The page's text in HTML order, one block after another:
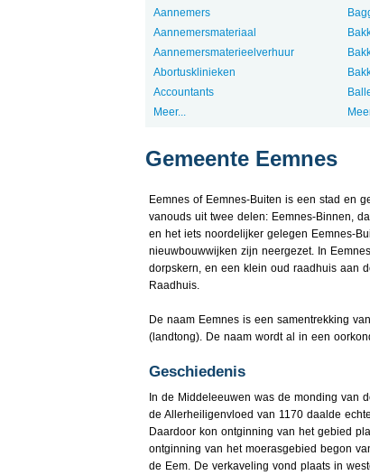
Aannemers
Aannemersmateriaal
Aannemersmaterieelverhuur
Abortusklinieken
Accountants
Meer...
Gemeente Eemnes
Eemnes of Eemnes-Buiten is een stad en
vanouds uit twee delen: Eemnes-Binnen,
en het iets noordelijker gelegen Eemnes-
nieuwbouwwijken zijn neergezet. In
dorpskern, en een klein oud raadhuis aan
Raadhuis.
De naam Eemnes is een samentrekking
(landtong). De naam wordt al in een
Geschiedenis
In de Middeleeuwen was de monding van
de Allerheiligenvloed van 1170 daalde
Daardoor kon ontginning van het gebied
ontginning van het moerasgebied begon
de Eem. De verkaveling vond plaats in